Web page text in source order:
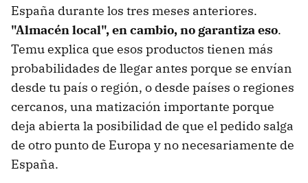
España durante los tres meses anteriores.
"Almacén local", en cambio, no garantiza eso.
Temu explica que esos productos tienen más
probabilidades de llegar antes porque se envían
desde tu país o región, o desde países o regiones
cercanos, una matización importante porque
deja abierta la posibilidad de que el pedido salga
de otro punto de Europa y no necesariamente de
España.